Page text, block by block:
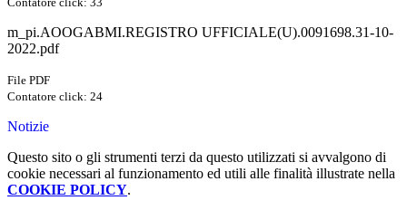
m_pi.AOOGABMI.REGISTRO UFFICIALE(U).0091698.31-10-
2022.pdf
File PDF
Contatore click: 24
Notizie
Questo sito o gli strumenti terzi da questo utilizzati si avvalgono di
cookie necessari al funzionamento ed utili alle finalità illustrate nella
COOKIE POLICY.